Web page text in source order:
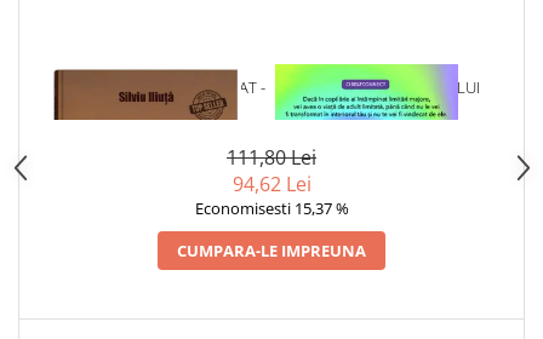
1 x CRONICILE UNUI BARBAT -
VOL. 3
1 x VINDECAREA COPILULUI
INTERIOR
111,80 Lei
94,62 Lei
Economisesti 15,37 %
CUMPARA-LE IMPREUNA